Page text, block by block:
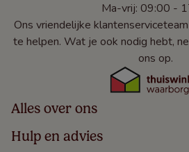
Ma-vrij: 09:00 -
Ons vriendelijke
te helpen. Wat je ook nodig hebt,
ons op.
Alles over ons
Home
Over
Hulp en advies